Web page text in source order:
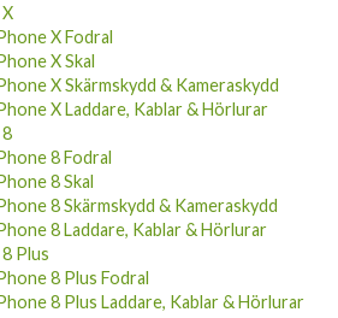
X Fodral
X Skal
X Skärmskydd & Kameraskydd
X Laddare, Kablar & Hörlurar
8 Fodral
8 Skal
8 Skärmskydd & Kameraskydd
8 Laddare, Kablar & Hörlurar
Plus
8 Plus Fodral
8 Plus Laddare, Kablar & Hörlurar